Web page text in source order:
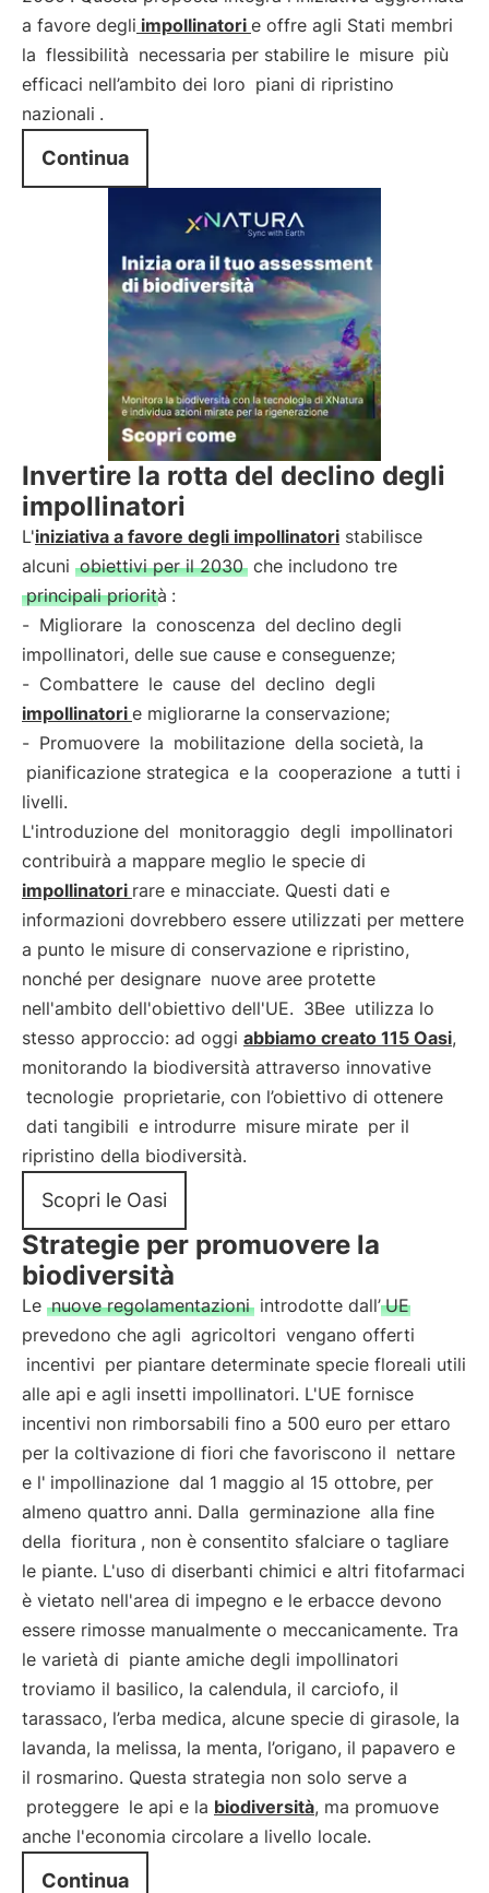
a favore degli impollinatori e offre agli Stati membri
la flessibilità necessaria per stabilire le misure più
efficaci nell’ambito dei loro piani di ripristino
nazionali .
Continua
Invertire la rotta del declino degli
impollinatori
L'iniziativa a favore degli impollinatori stabilisce
alcuni obiettivi per il 2030 che includono tre
principali priorità :
- Migliorare la conoscenza del declino degli
impollinatori, delle sue cause e conseguenze;
- Combattere le cause del declino degli
impollinatori e migliorarne la conservazione;
- Promuovere la mobilitazione della società, la
pianificazione strategica e la cooperazione a tutti i
livelli.
L'introduzione del monitoraggio degli impollinatori
contribuirà a mappare meglio le specie di
impollinatori rare e minacciate. Questi dati e
informazioni dovrebbero essere utilizzati per mettere
a punto le misure di conservazione e ripristino,
nonché per designare nuove aree protette
nell'ambito dell'obiettivo dell'UE. 3Bee utilizza lo
stesso approccio: ad oggi abbiamo creato 115 Oasi,
monitorando la biodiversità attraverso innovative
tecnologie proprietarie, con l’obiettivo di ottenere
dati tangibili e introdurre misure mirate per il
ripristino della biodiversità.
Scopri le Oasi
Strategie per promuovere la
biodiversità
Le nuove regolamentazioni introdotte dall’ UE
prevedono che agli agricoltori vengano offerti
incentivi per piantare determinate specie floreali utili
alle api e agli insetti impollinatori. L'UE fornisce
incentivi non rimborsabili fino a 500 euro per ettaro
per la coltivazione di fiori che favoriscono il nettare
e l' impollinazione dal 1 maggio al 15 ottobre, per
almeno quattro anni. Dalla germinazione alla fine
della fioritura , non è consentito sfalciare o tagliare
le piante. L'uso di diserbanti chimici e altri fitofarmaci
è vietato nell'area di impegno e le erbacce devono
essere rimosse manualmente o meccanicamente. Tra
le varietà di piante amiche degli impollinatori
troviamo il basilico, la calendula, il carciofo, il
tarassaco, l’erba medica, alcune specie di girasole, la
lavanda, la melissa, la menta, l’origano, il papavero e
il rosmarino. Questa strategia non solo serve a
proteggere le api e la biodiversità, ma promuove
anche l'economia circolare a livello locale.
Continua